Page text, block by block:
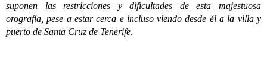
suponen las restricciones y dificultades de esta majestuosa
orografía, pese a estar cerca e incluso viendo desde él a la villa y
puerto de Santa Cruz de Tenerife.